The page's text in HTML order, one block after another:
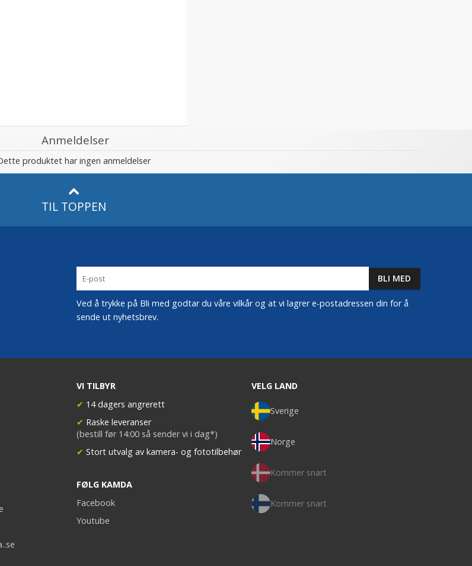
Anmeldelser
produktet har ingen anmeldelser
TIL TOPPEN
Ved å trykke på Bli med godtar du våre vilkår og at vi lagrer e-postadressen din for å
sende ut nyhetsbrev.
VI TILBYR
✔ 14 dagers angrerett
✔ Raske leveranser
(bestill før 14:00 så sender vi i dag*)
✔ Stort utvalg av kamera- og fototilbehør
FØLG KAMDA
Facebook
Youtube
VELG LAND
Sverige
Norge
Kommer snart
Kommer snart